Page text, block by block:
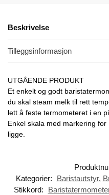
Beskrivelse
Tilleggsinformasjon
UTGÅENDE PRODUKT
Et enkelt og godt
du skal steam melk til rett
lett å feste termometeret i en
Enkel skala med markering
ligge.
Kategorier:
Baristautstyr,
Stikkord: